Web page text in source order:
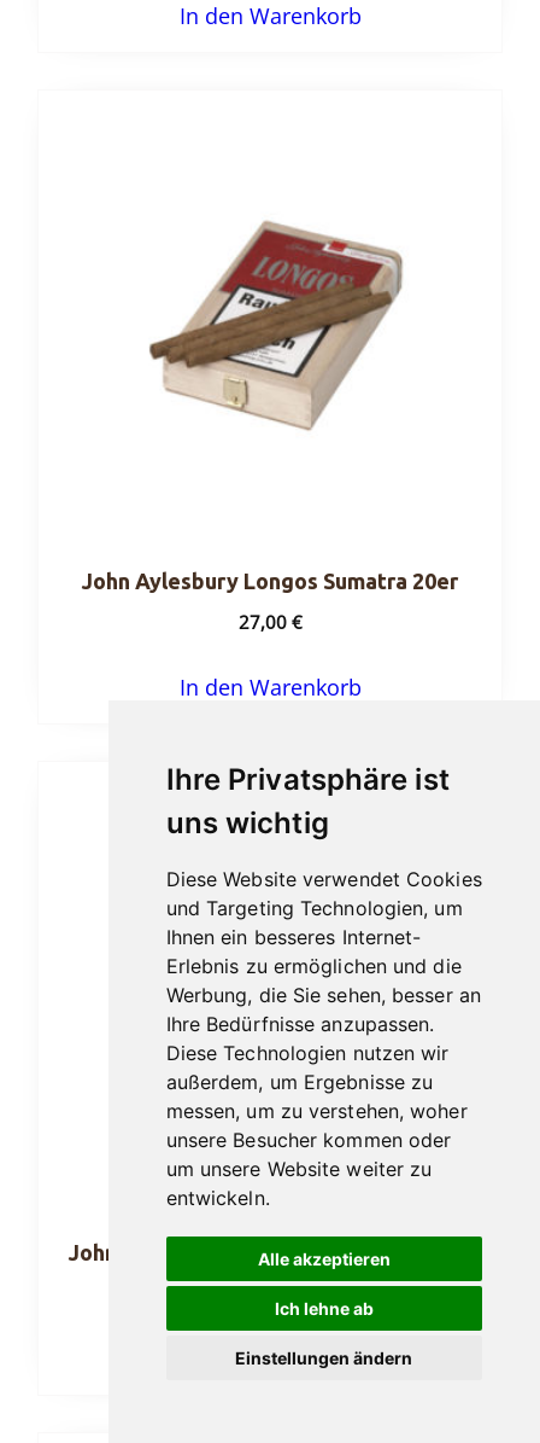
Ihre Privatsphäre ist
uns wichtig
Diese Website verwendet Cookies
und Targeting Technologien, um
Ihnen ein besseres Internet-
Erlebnis zu ermöglichen und die
Werbung, die Sie sehen, besser an
Ihre Bedürfnisse anzupassen.
Diese Technologien nutzen wir
außerdem, um Ergebnisse zu
messen, um zu verstehen, woher
unsere Besucher kommen oder
um unsere Website weiter zu
entwickeln.
Alle akzeptieren
Ich lehne ab
Einstellungen ändern
In den Warenkorb
John Aylesbury Longos Sumatra 20er
27,00€
In den Warenkorb
John Aylesbury Number One Brasil 20er
9,90€
In den Warenkorb